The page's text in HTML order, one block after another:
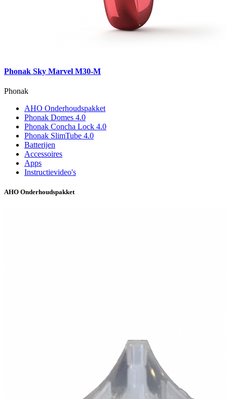
Phonak Sky Marvel M30-M
Phonak
AHO Onderhoudspakket
Phonak Domes 4.0
Phonak Concha Lock 4.0
Phonak SlimTube 4.0
Batterijen
Accessoires
Apps
Instructievideo's
AHO Onderhoudspakket